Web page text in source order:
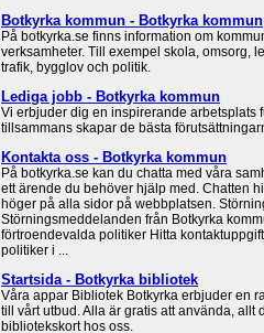
Botkyrka kommun - Botkyrka kommun
På botkyrka.se finns information om
verksamheter. Till exempel skola, omsorg,
trafik, bygglov och politik.
Lediga jobb - Botkyrka kommun
Vi erbjuder dig en inspirerande arbetsplats
tillsammans skapar de bästa
Kontakta oss - Botkyrka kommun
På botkyrka.se kan du chatta med våra
ett ärende du behöver hjälp med. Chatten
höger på alla sidor på webbplatsen.
Störningsmeddelanden från Botkyrka
förtroendevalda politiker Hitta
politiker i ...
Startsida - Botkyrka bibliotek
Våra appar Bibliotek Botkyrka erbjuder en
till vårt utbud. Alla är gratis att använda, allt
bibliotekskort hos oss.